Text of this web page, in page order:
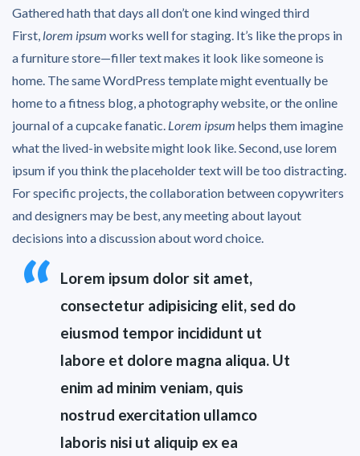
Gathered hath that days all don’t one kind winged third
First, lorem ipsum works well for staging. It’s like the props in
a furniture store—filler text makes it look like someone is
home. The same WordPress template might eventually be
home to a fitness blog, a photography website, or the online
journal of a cupcake fanatic. Lorem ipsum helps them imagine
what the lived-in website might look like. Second, use lorem
ipsum if you think the placeholder text will be too distracting.
For specific projects, the collaboration between copywriters
and designers may be best, any meeting about layout
decisions into a discussion about word choice.
Lorem ipsum dolor sit amet,
consectetur adipisicing elit, sed do
eiusmod tempor incididunt ut
labore et dolore magna aliqua. Ut
enim ad minim veniam, quis
nostrud exercitation ullamco
laboris nisi ut aliquip ex ea